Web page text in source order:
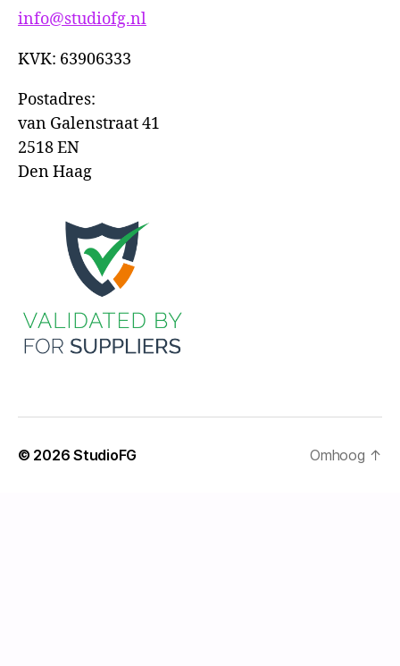
info@studiofg.nl
KVK: 63906333
Postadres:
van Galenstraat 41
2518 EN
Den Haag
© 2026StudioFG Omhoog ↑